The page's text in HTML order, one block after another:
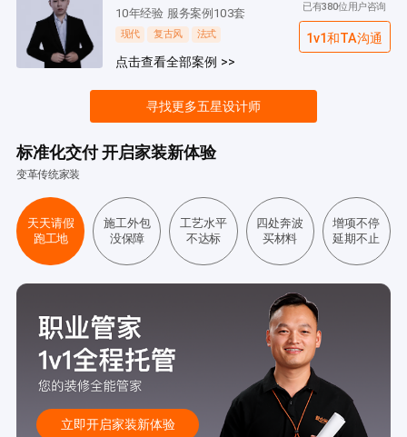
10年经验 服务案例103套
现代 复古风 法式
点击查看全部案例 >>
已有380位用户咨询
1v1和TA沟通
寻找更多五星设计师
标准化交付 开启家装新体验
变革传统家装
天天请假
跑工地
施工外包
没保障
工艺水平
不达标
四处奔波
买材料
增项不停
延期不止
立即开启家装新体验